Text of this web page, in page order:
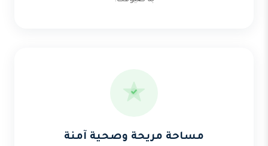
مساحة مريحة وصحية آمنة